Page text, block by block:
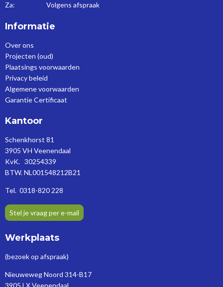
Za:
Volgens afspraak
Informatie
Over ons
Projecten (oud)
Plaatsings voorwaarden
Privacy beleid
Algemene voorwaarden
Garantie Certificaat
Kantoor
Schenkhorst 81
3905 VH Veenendaal
KvK. 30254339
BTW. NL001548212B21
Tel. 0318-820 228
Stel je vraag per e-mail
Werkplaats
(bezoek op afspraak)
Nieuweweg Noord 314-B17